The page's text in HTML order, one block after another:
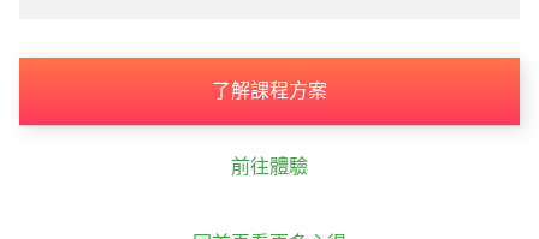
了解課程方案
前往體驗